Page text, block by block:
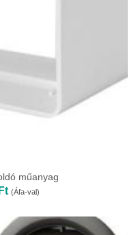
műanyag
Ártartomány:
804Ft
323Ft
(Áfa-val)